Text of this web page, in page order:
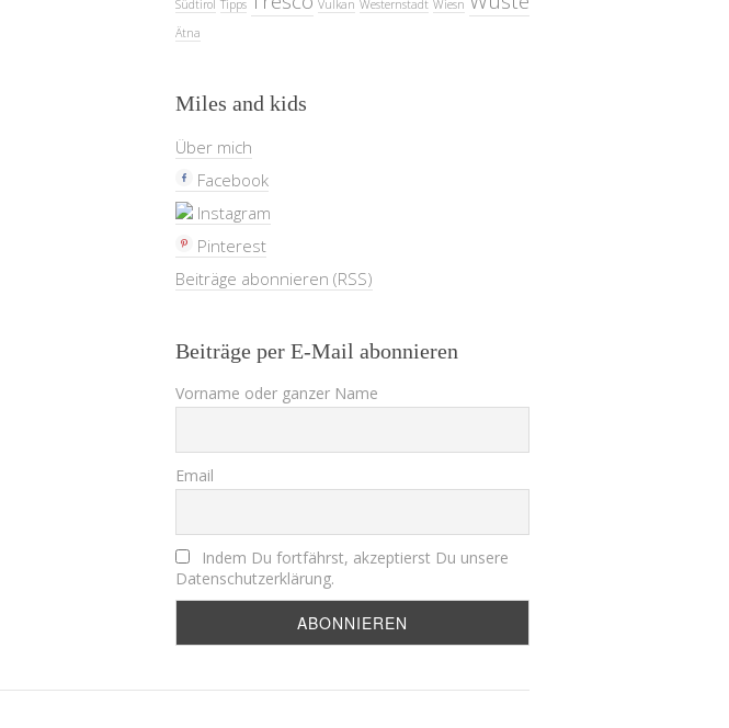
Südtirol Tipps Vulkan Westernstadt Wiesn
Ätna
Miles and kids
Über mich
Facebook
Instagram
Pinterest
Beiträge abonnieren (RSS)
Beiträge per E-Mail abonnieren
Vorname oder ganzer Name
Email
Indem Du fortfährst, akzeptierst Du unsere
Datenschutzerklärung.